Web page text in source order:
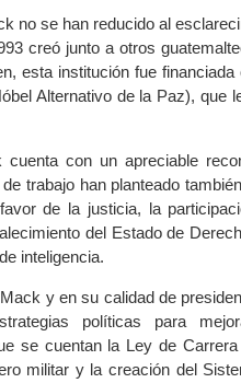
no se han reducido al
creó junto a otros
esta institución fue
Alternativo de la Paz), que
con un apreciable
trabajo han planteado
de la justicia, la
del Estado de
inteligencia.
y en su calidad de
políticas para
se cuentan la Ley de
militar y la creación del